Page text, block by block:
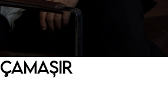
ÇAMAŞIR